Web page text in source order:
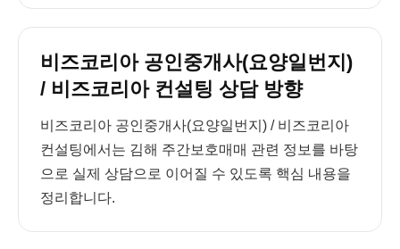
비즈코리아 공인중개사(요양일번지)
/ 비즈코리아 컨설팅 상담 방향
비즈코리아 공인중개사(요양일번지) / 비즈코리아
컨설팅에서는 김해 주간보호매매 관련 정보를 바탕
으로 실제 상담으로 이어질 수 있도록 핵심 내용을
정리합니다.